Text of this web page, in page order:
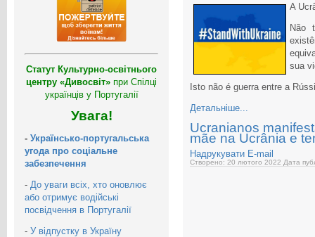
Статут Культурно-освітнього
центру «Дивосвіт» при Спілці
українців у Португалії
Увага!
- Українсько-португальська
угода про соціальне
забезпечення
- До уваги всіх, хто оновлює
або отримує водійські
посвідчення в Португалії
- У відпустку в Україну
A
Não
sua
Isto não é guerra entre a
Детальніше...
Ucranianos
mãe na Ucrânia e
Надрукувати E-mail
Створено: 20 лютого 2022 Дата